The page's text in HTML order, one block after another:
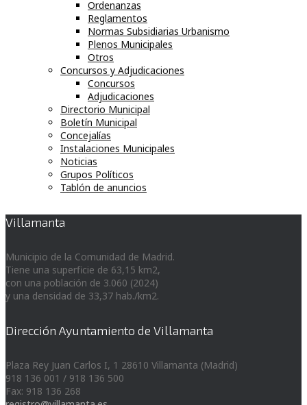
Ordenanzas
Reglamentos
Normas Subsidiarias Urbanismo
Plenos Municipales
Otros
Concursos y Adjudicaciones
Concursos
Adjudicaciones
Directorio Municipal
Boletín Municipal
Concejalías
Instalaciones Municipales
Noticias
Grupos Políticos
Tablón de anuncios
Villamanta
Municipio de la Comunidad de Madrid.
Tiene una superficie de 63,15 km2,
con una población de 3.060 (2024)
y una densidad de 33,37 hab./km2.
Dirección Ayuntamiento de Villamanta
Plaza Rey Juan Carlos I, 1 28610 Villamanta (Madrid)
918 136 001 / 918 136 500
Fax: 918 136 268